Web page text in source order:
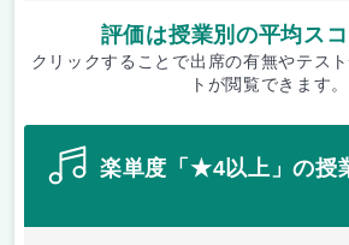
評価は授業別の平均スコ
クリックすることで出席の有無やテス
トが閲覧できます。
楽単度「★4以上」の授